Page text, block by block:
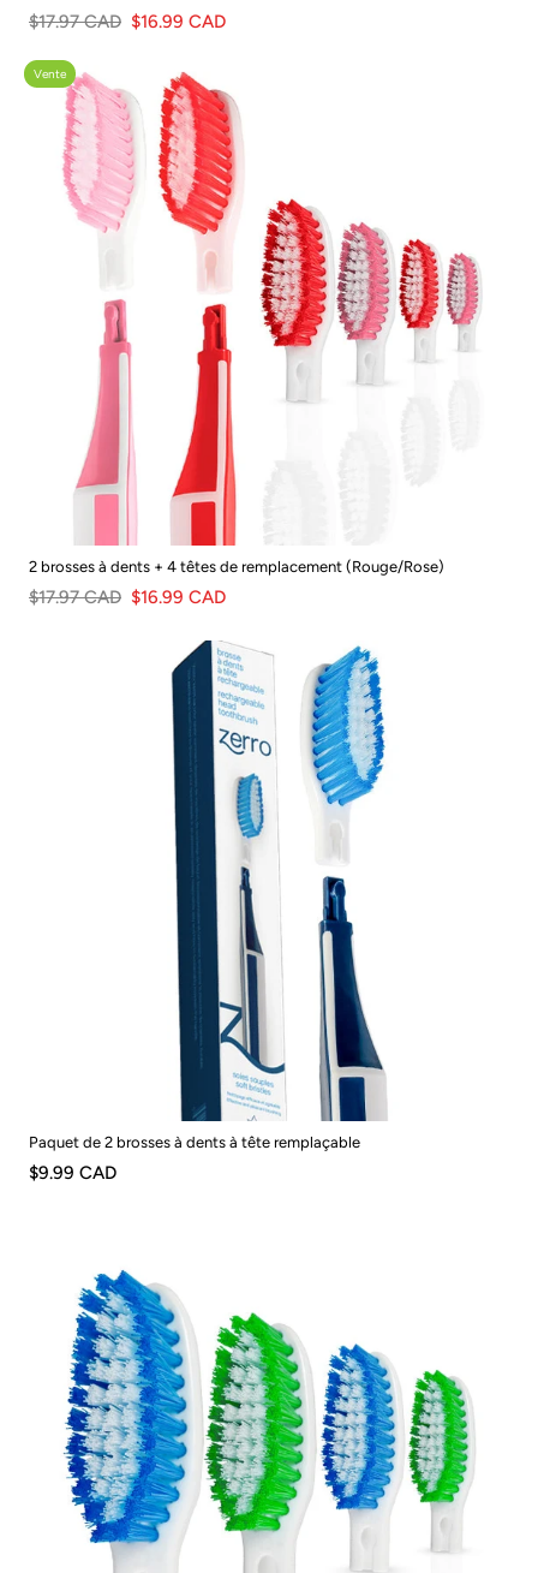
$17.97 CAD $16.99 CAD
Vente
2 brosses à dents + 4 têtes de remplacement (Rouge/Rose)
$17.97 CAD $16.99 CAD
Paquet de 2 brosses à dents à tête remplaçable
$9.99 CAD